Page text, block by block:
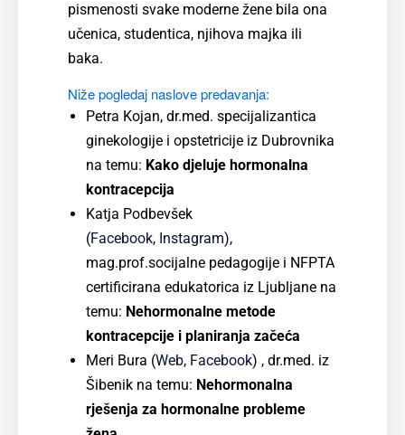
pismenosti svake moderne žene bila ona
učenica, studentica, njihova majka ili
baka.
Niže pogledaj naslove predavanja:
Petra Kojan, dr.med. specijalizantica
ginekologije i opstetricije iz Dubrovnika
na temu: Kako djeluje hormonalna
kontracepcija
Katja Podbevšek
(Facebook, Instagram),
mag.prof.socijalne pedagogije i NFPTA
certificirana edukatorica iz Ljubljane na
temu: Nehormonalne metode
kontracepcije i planiranja začeća
Meri Bura (Web, Facebook) , dr.med. iz
Šibenik na temu: Nehormonalna
rješenja za hormonalne probleme